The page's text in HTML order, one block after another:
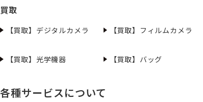
買取
【買取】デジタルカメラ 【買取】フィルムカメラ
【買取】光学機器 【買取】バッグ
各種サービスについて